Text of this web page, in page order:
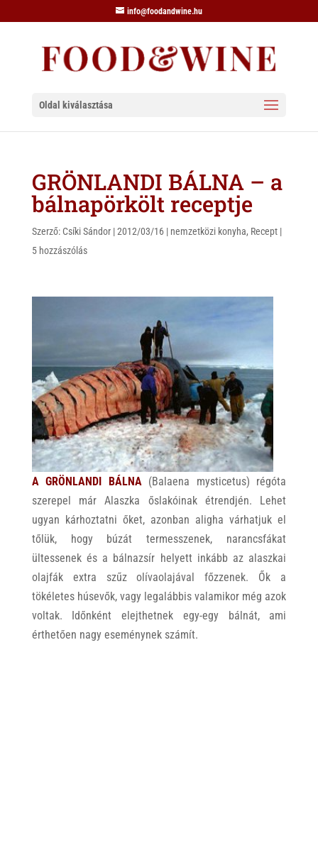
info@foodandwine.hu
Oldal kiválasztása
GRÖNLANDI BÁLNA – a
bálnapörkölt receptje
Szerző: Csíki Sándor|2012/03/16| nemzetközi konyha, Recept|
5 hozzászólás
A GRÖNLANDI BÁLNA (Balaena mysticetus) régóta
szerepel már Alaszka őslakóinak étrendjén. Lehet
ugyan kárhoztatni őket, azonban aligha várhatjuk el
tőlük, hogy búzát termesszenek, narancsfákat
ültessenek és a bálnazsír helyett inkább az alaszkai
olajfák extra szűz olívaolajával főzzenek. Ők a
tökéletes húsevők, vagy legalábbis valamikor még azok
voltak. Időnként elejthetnek egy-egy bálnát, ami
érthetően nagy eseménynek számít.